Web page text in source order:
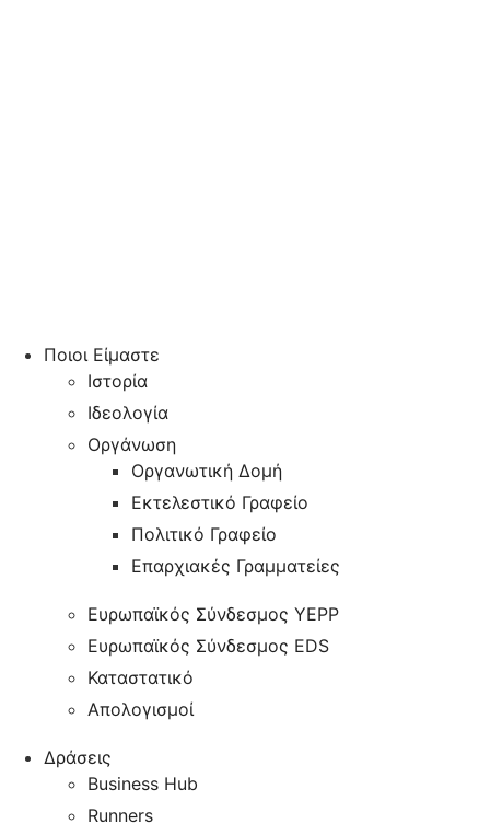
Ποιοι Είμαστε
Ιστορία
Ιδεολογία
Οργάνωση
Οργανωτική Δομή
Εκτελεστικό Γραφείο
Πολιτικό Γραφείο
Επαρχιακές Γραμματείες
Ευρωπαϊκός Σύνδεσμος YEPP
Ευρωπαϊκός Σύνδεσμος EDS
Καταστατικό
Απολογισμοί
Δράσεις
Business Hub
Runners